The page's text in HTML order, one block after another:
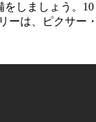
をしましょう
は、ピクサ